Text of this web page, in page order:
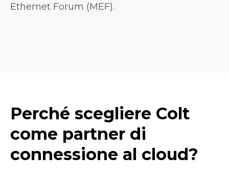
Ethernet Forum (MEF).
Perché scegliere Colt
come partner di
connessione al cloud?